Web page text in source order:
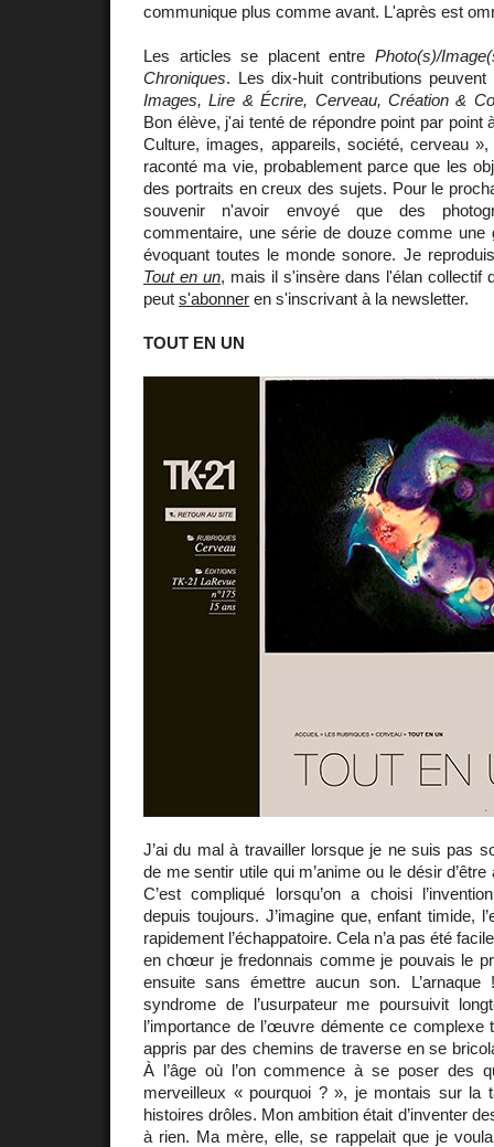
communique plus comme avant. L'après est
Les articles se placent entre Photo(s)/
Chroniques. Les dix-huit contributions
Images, Lire & Écrire, Cerveau, Création &
Bon élève, j'ai tenté de répondre point par point
Culture, images, appareils, société, cerveau
raconté ma vie, probablement parce que les
des portraits en creux des sujets. Pour le
souvenir n'avoir envoyé que des
commentaire, une série de douze comme une
évoquant toutes le monde sonore. Je
Tout en un, mais il s'insère dans l'élan collectif
peut s'abonner en s'inscrivant à la newsletter.
TOUT EN UN
J’ai du mal à travailler lorsque je ne suis pas
de me sentir utile qui m’anime ou le désir
C’est compliqué lorsqu’on a choisi
depuis toujours. J’imagine que, enfant timide,
rapidement l’échappatoire. Cela n’a pas été
en chœur je fredonnais comme je pouvais le
ensuite sans émettre aucun son. L’arnaque
syndrome de l’usurpateur me poursuivit
l’importance de l’œuvre démente ce
appris par des chemins de traverse en se
À l’âge où l’on commence à se poser des
merveilleux « pourquoi ? », je montais sur la
histoires drôles. Mon ambition était d’inventer
à rien. Ma mère, elle, se rappelait que je